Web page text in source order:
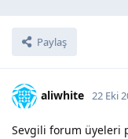
Paylaş
aliwhite 22 Eki
Sevgili forum üyeleri